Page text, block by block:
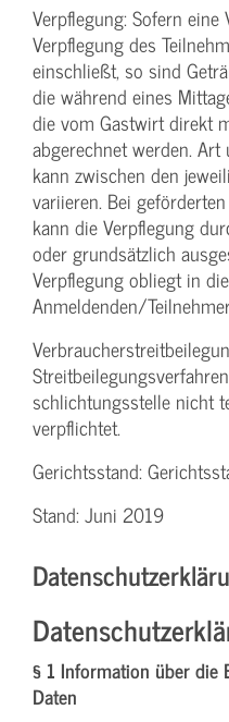
Verpflegung: Sofern
Verpflegung des
einschließt, so sind
die während eines
die vom Gastwirt direkt
abgerechnet werden.
kann zwischen den
variieren. Bei
kann die Verpflegung
oder grundsätzlich
Verpflegung obliegt in
Anmeldenden/­
schlichtungs­stelle nicht
verpflichtet.
Gerichtsstand:
Stand: Juni 2019
§ 1 Information über die
Daten